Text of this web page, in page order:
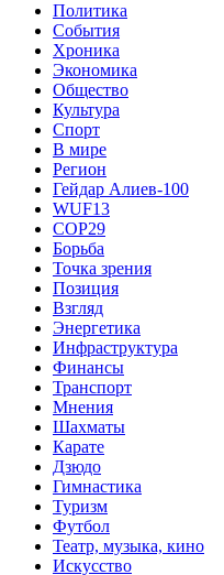
Политика
События
Хроника
Экономика
Общество
Культура
Спорт
В мире
Регион
Гейдар Алиев-100
WUF13
COP29
Борьба
Точка зрения
Позиция
Взгляд
Энергетика
Инфраструктура
Финансы
Транспорт
Мнения
Шахматы
Карате
Дзюдо
Гимнастика
Туризм
Футбол
Театр, музыка, кино
Искусство